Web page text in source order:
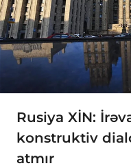
Rusiya XİN:
konstruktiv
atmır